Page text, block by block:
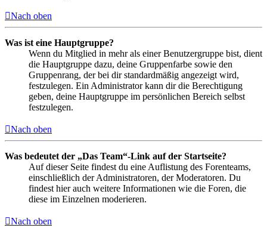
Nach oben
Was ist eine Hauptgruppe?
Wenn du Mitglied in mehr als einer Benutzergruppe bist, dient
die Hauptgruppe dazu, deine Gruppenfarbe sowie den
Gruppenrang, der bei dir standardmäßig angezeigt wird,
festzulegen. Ein Administrator kann dir die Berechtigung
geben, deine Hauptgruppe im persönlichen Bereich selbst
festzulegen.
Nach oben
Was bedeutet der „Das Team“-Link auf der Startseite?
Auf dieser Seite findest du eine Auflistung des Forenteams,
einschließlich der Administratoren, der Moderatoren. Du
findest hier auch weitere Informationen wie die Foren, die
diese im Einzelnen moderieren.
Nach oben